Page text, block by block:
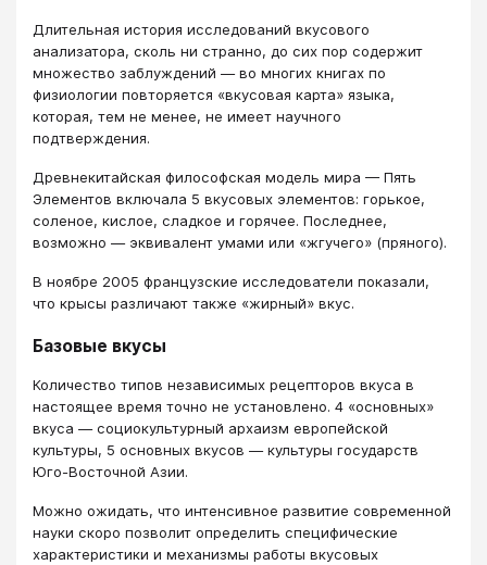
Длительная история исследований вкусового
анализатора, сколь ни странно, до сих пор содержит
множество заблуждений — во многих книгах по
физиологии повторяется «вкусовая карта» языка,
которая, тем не менее, не имеет научного
подтверждения.
Древнекитайская философская модель мира — Пять
Элементов включала 5 вкусовых элементов: горькое,
соленое, кислое, сладкое и горячее. Последнее,
возможно — эквивалент умами или «жгучего» (пряного).
В ноябре 2005 французские исследователи показали,
что крысы различают также «жирный» вкус.
Базовые вкусы
Количество типов независимых рецепторов вкуса в
настоящее время точно не установлено. 4 «основных»
вкуса — социокультурный архаизм европейской
культуры, 5 основных вкусов — культуры государств
Юго-Восточной Азии.
Можно ожидать, что интенсивное развитие современной
науки скоро позволит определить специфические
характеристики и механизмы работы вкусовых